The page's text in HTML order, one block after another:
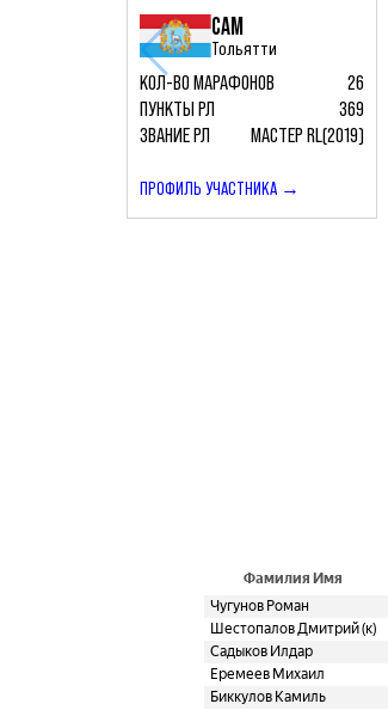
САМ
Тольятти
КОЛ-ВО МАРАФОНОВ
26
ПУНКТЫ РЛ
369
ЗВАНИЕ РЛ
МАСТЕР RL(2019)
ПРОФИЛЬ УЧАСТНИКА →
Фамилия Имя
Чугунов Роман
Шестопалов Дмитрий (к)
Садыков Илдар
Еремеев Михаил
Биккулов Камиль